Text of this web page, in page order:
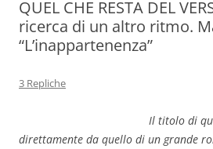
QUEL CHE RESTA DEL
ricerca di un altro ritmo.
“L’inappartenenza”
3 Repliche
Il titolo di
direttamente da quello di un grande